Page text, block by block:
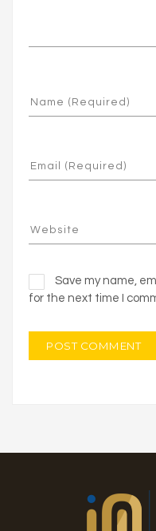
Save my name,
for the next time I